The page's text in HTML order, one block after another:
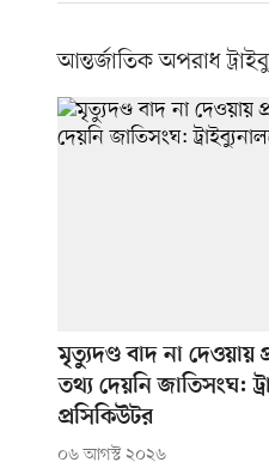
আন্তর্জাতিক অপরাধ
মৃত্যুদণ্ড বাদ না দেওয়ায়
তথ্য দেয়নি জাতিসংঘ:
প্রসিকিউটর
০৬ আগস্ট ২০২৬